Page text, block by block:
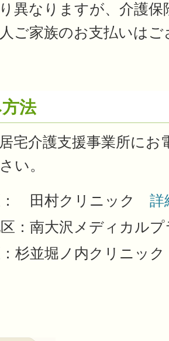
異なりますが、介護
ご家族のお支払いは
法
宅介護支援事業所にお
い。
： 田村クリニック 詳
区：南大沢メディカル
：杉並堀ノ内クリニッ